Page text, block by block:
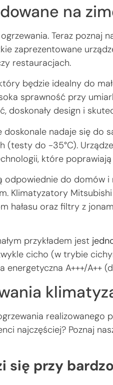
na
Teraz poznaj
zaprezentowane
restauracjach.
będzie idealny do
sprawność przy
design i
nadaje się do
do -35°C).
które
do domów
Klimatyzatory
hałasu oraz filtry z
przykładem jest
cicho (w trybie
A+++/A++
realizowanego
najczęściej? Poznaj
się przy